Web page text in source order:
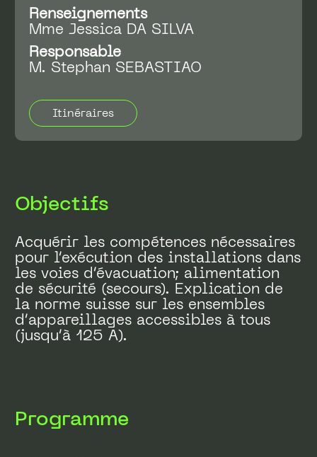
Renseignements
Mme Jessica DA SILVA
Responsable
M. Stephan SEBASTIAO
Itinéraires
Objectifs
Acquérir les compétences nécessaires
pour l’exécution des installations dans
les voies d’évacuation; alimentation
de sécurité (secours). Explication de
la norme suisse sur les ensembles
d’appareillages accessibles à tous
(jusqu’à 125 A).
Programme